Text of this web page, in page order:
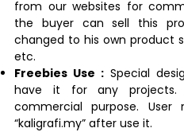
from our websites for
the buyer can sell this
changed to his own product
etc.
Freebies Use : Special
have it for any
commercial purpose.
“kaligrafi.my” after use it.